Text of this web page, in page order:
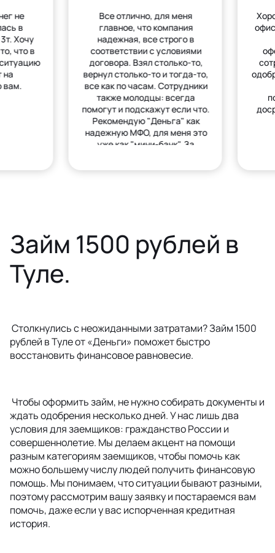
не
в
Хочу
что в
на
вам.
Все отлично, для меня
главное, что компания
надежная, все строго в
соответствии с условиями
договора. Взял столько-то,
вернул столько-то и тогда-то,
все как по часам. Сотрудники
также молодцы: всегда
помогут и подскажут если что.
Рекомендую "Деньга" как
надежную МФО, для меня это
уже как "мини-банк". За
Займ 1500 рублей в
Туле.
Столкнулись с неожиданными затратами? Займ 1500
рублей в Туле от «Деньги» поможет быстро
восстановить финансовое равновесие.
Чтобы оформить займ, не нужно собирать документы и
ждать одобрения несколько дней. У нас лишь два
условия для заемщиков: гражданство России и
совершеннолетие. Мы делаем акцент на помощи
разным категориям заемщиков, чтобы помочь как
можно большему числу людей получить финансовую
помощь. Мы понимаем, что ситуации бывают разными,
поэтому рассмотрим вашу заявку и постараемся вам
помочь, даже если у вас испорченная кредитная
история.